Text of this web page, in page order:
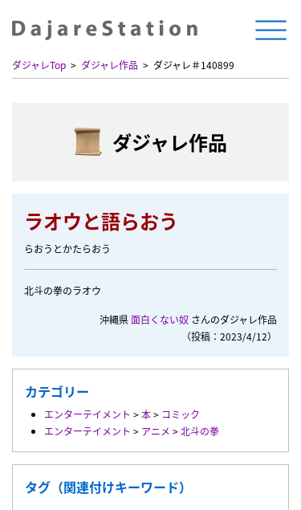
ダジャレTop ダジャレ作品 ダジャレ＃140899
ダジャレ作品
ラオウと語らおう
らおうとかたらおう
北斗の拳のラオウ
沖縄県面白くない奴 さんのダジャレ作品
（投稿：2023/4/12）
カテゴリー
エンターテイメント >本> コミック
エンターテイメント > アニメ >北斗の拳
タグ（関連付けキーワード）